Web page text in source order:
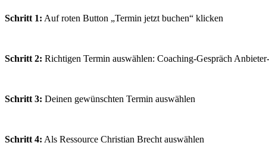
Schritt 1: Auf roten Button „Termin jetzt buchen“ klicken
Schritt 2: Richtigen Termin auswählen: Coaching-Gespräch
Schritt 3: Deinen gewünschten Termin auswählen
Schritt 4: Als Ressource Christian Brecht auswählen